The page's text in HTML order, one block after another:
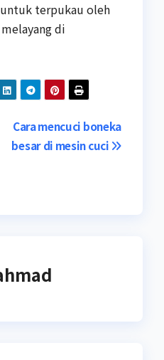
terpukau oleh
di
Cara mencuci boneka
besar di mesin cuci